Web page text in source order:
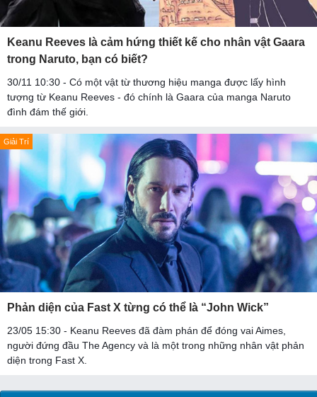
Keanu Reeves là cảm hứng thiết kế cho nhân vật Gaara
trong Naruto, bạn có biết?
30/11 10:30 - Có một vật từ thương hiệu manga được lấy hình
tượng từ Keanu Reeves - đó chính là Gaara của manga Naruto
đình đám thế giới.
Giải Trí
Phản diện của Fast X từng có thể là “John Wick”
23/05 15:30 - Keanu Reeves đã đàm phán để đóng vai Aimes,
người đứng đầu The Agency và là một trong những nhân vật phản
diện trong Fast X.